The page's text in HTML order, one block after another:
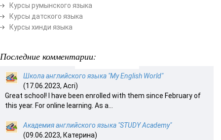
Курсы румынского языка
Курсы датского языка
Курсы хинди языка
Последние комментарии:
Школа английского языка "My English World"
(17.06.2023, Acri)
Great school! I have been enrolled with them since February of
this year. For online learning. As a...
Академия английского языка "STUDY Academy"
(09.06.2023, Катерина)